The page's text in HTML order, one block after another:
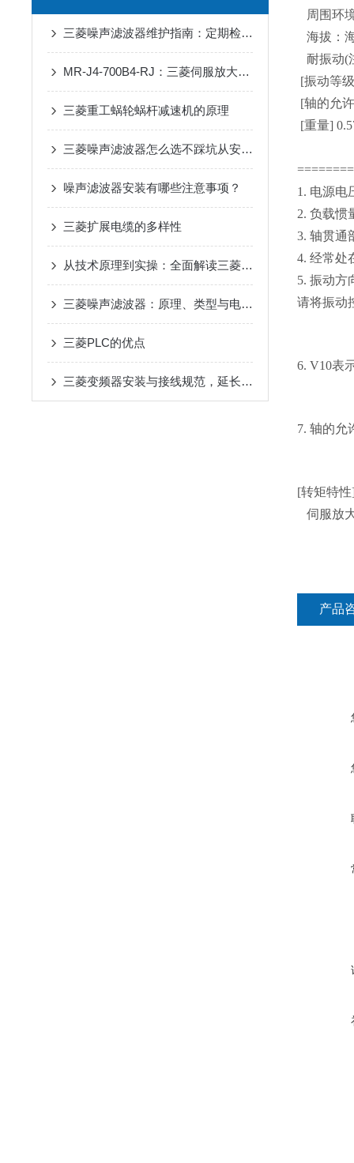
三菱噪声滤波器维护指南：定期检查、清洁与延长使用寿命的关键技巧
MR-J4-700B4-RJ：三菱伺服放大器的高效能解决方案
三菱重工蜗轮蜗杆减速机的原理
三菱噪声滤波器怎么选不踩坑从安装环境到兼容性这些关键参数要关注
噪声滤波器安装有哪些注意事项？
三菱扩展电缆的多样性
从技术原理到实操：全面解读三菱伺服驱动器的性能优势
三菱噪声滤波器：原理、类型与电磁干扰抑制核心优势解析
三菱PLC的优点
三菱变频器安装与接线规范，延长设备寿命要点
周围环
海拔：
耐振动(
[振动等
[轴的允
[重量]
1. 电源电
2. 负载惯
3. 轴贯通
4. 经常处
5. 振动方
请将振动
6. V10表
7. 轴的允
[转矩特
伺服放
产品